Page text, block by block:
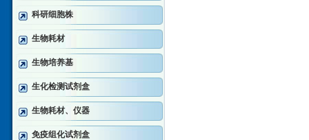
科研细胞株
生物耗材
生物培养基
生化检测试剂盒
生物耗材、仪器
免疫组化试剂盒